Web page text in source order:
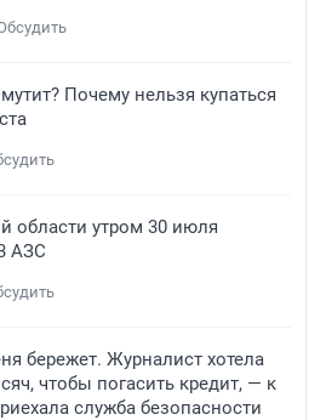
Почему нельзя купаться
области утром 30 июля
АЗС
бережет. Журналист хотела
чтобы погасить кредит, — к
служба безопасности